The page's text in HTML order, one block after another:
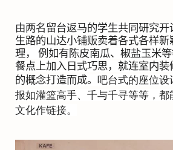
由两名留台返马的学生共同研究
生路的山达小铺贩卖着各式各样
理， 例如有陈皮南瓜、椒盐玉米
餐点上加入日式巧思，就连室内装
的概念打造而成。 吧台式的座位设
报如灌篮高手、千与千寻等等，都
文化作链接。